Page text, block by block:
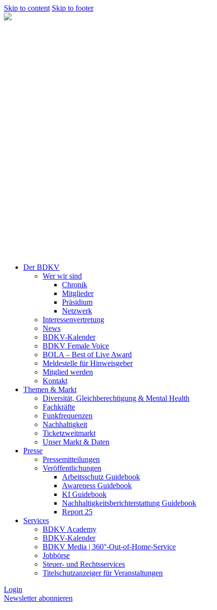
Skip to content Skip to footer
Der BDKV
Wer wir sind
Chronik
Mitglieder
Präsidium
Netzwerk
Interessenvertretung
News
BDKV-Kalender
BDKV Female Voice
BOLA – Best of Live Award
Meldestelle für Hinweisgeber
Mitglied werden
Kontakt
Themen & Markt
Diversität, Gleichberechtigung & Mental Health
Fachkräfte
Funkfrequenzen
Nachhaltigkeit
Ticketzweitmarkt
Unser Markt & Daten
Presse
Pressemitteilungen
Veröffentlichungen
Arbeitsschutz Guidebook
Awareness Guidebook
KI Guidebook
Nachhaltigkeitsberichterstattung Guidebook
Report 25
Services
BDKV Academy
BDKV-Kalender
BDKV Media | 360°-Out-of-Home-Service
Jobbörse
Steuer- und Rechtsservices
Titelschutzanzeiger für Veranstaltungen
Login
Newsletter abonnieren